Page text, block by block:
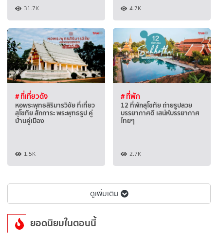
31.7K 4.7K
# ที่เที่ยวดัง
หอพระพุทธสิริมารวิชัย ที่เที่ยว
สุโขทัย สักการะ พระพุทธรูป คู่
บ้านคู่เมือง
1.5K
# ที่พัก
12 ที่พักสุโขทัย ถ่ายรูปสวย
บรรยากาศดี เสน่ห์บรรยากาศ
ไทยๆ
2.7K
ดูเพิ่มเติม
ยอดนิยมในตอนนี้